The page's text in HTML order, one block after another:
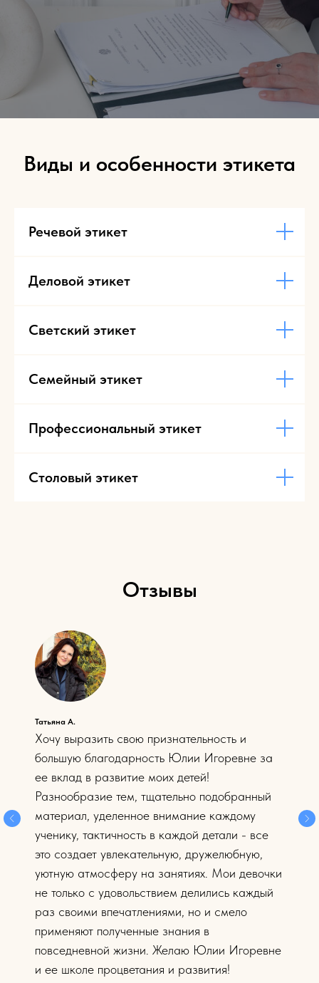
Виды и особенности этикета
Речевой этикет
Деловой этикет
Светский этикет
Семейный этикет
Профессиональный этикет
Столовый этикет
Отзывы
Проходили курс этикета у Юлии Игоревны. Очень
внимательная, доброжелательная, эрудированная
педагог. Детям преподавала материал очень
грамотно, ребята были максимально вовлечены в
процесс обучения. Получили отличные навыки
столового, речевого этикета. Потом данные навыки
применяли и в жизни. Всё было достойно
организовано, был и отличный досуг для детей в
виде похода в музей.
Наталья Ф.